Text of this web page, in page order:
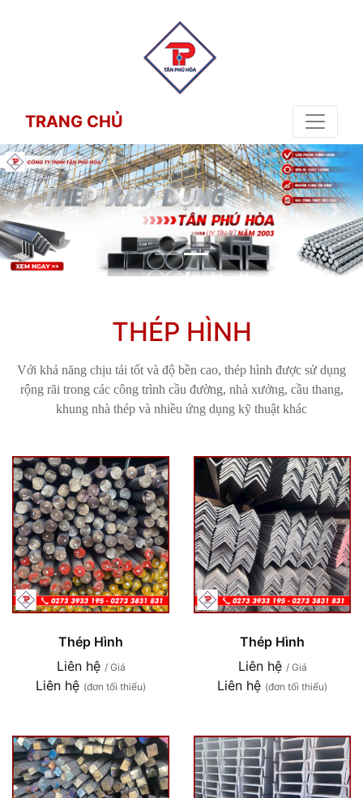
TRANG CHỦ
THÉP HÌNH
Với khả năng chịu tải tốt và độ bền cao, thép hình được sử dụng
rộng rãi trong các công trình cầu đường, nhà xưởng, cầu thang,
khung nhà thép và nhiều ứng dụng kỹ thuật khác
Thép Hình
Liên hệ / Giá
Liên hệ (đơn tối thiểu)
Thép Hình
Liên hệ / Giá
Liên hệ (đơn tối thiểu)